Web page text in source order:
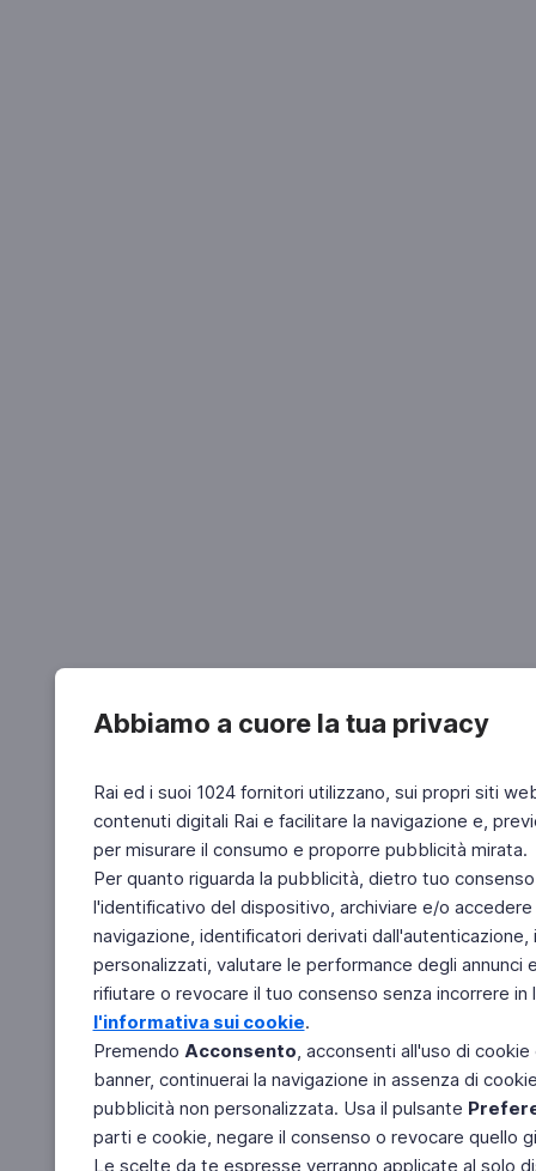
Abbiamo a cuore la tua privacy
Rai ed i suoi 1024 fornitori utilizzano, sui propri siti
contenuti digitali Rai e facilitare la navigazione e,
per misurare il consumo e proporre pubblicità mirata.
Per quanto riguarda la pubblicità, dietro tuo
l'identificativo del dispositivo, archiviare e/o
navigazione, identificatori derivati
personalizzati, valutare le performance degli
rifiutare o revocare il tuo consenso senza incorrere
l'informativa sui cookie.
Premendo Acconsento, acconsenti all'uso di
banner, continuerai la navigazione in assenza di
pubblicità non personalizzata. Usa il pulsante
parti e cookie, negare il consenso o revocare quello
Le scelte da te espresse verranno applicate al solo